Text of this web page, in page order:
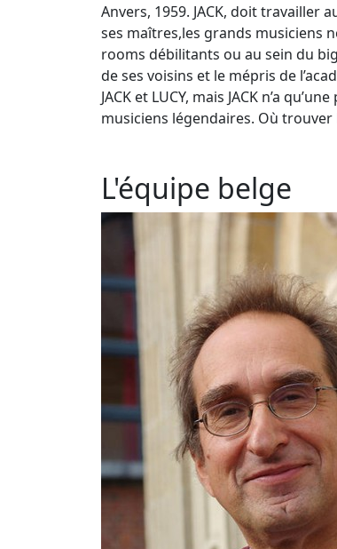
Anvers, 1959. JACK, doit travailler
ses maîtres,les grands musiciens
rooms débilitants ou au sein du big
de ses voisins et le mépris de
JACK et LUCY, mais JACK n’a
musiciens légendaires. Où
L'équipe belge